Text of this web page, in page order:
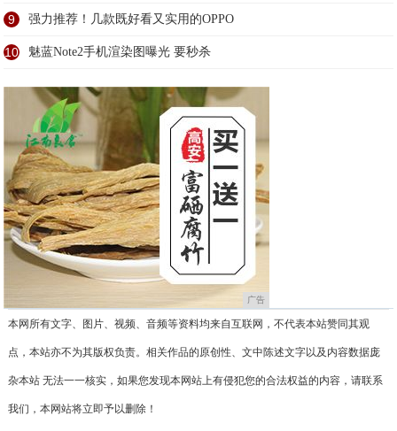
9 强力推荐！几款既好看又实用的OPPO
10 魅蓝Note2手机渲染图曝光 要秒杀
广告
本网所有文字、图片、视频、音频等资料均来自互联网，不代表本站赞同其观
点，本站亦不为其版权负责。相关作品的原创性、文中陈述文字以及内容数据庞
杂本站 无法一一核实，如果您发现本网站上有侵犯您的合法权益的内容，请联系
我们，本网站将立即予以删除！